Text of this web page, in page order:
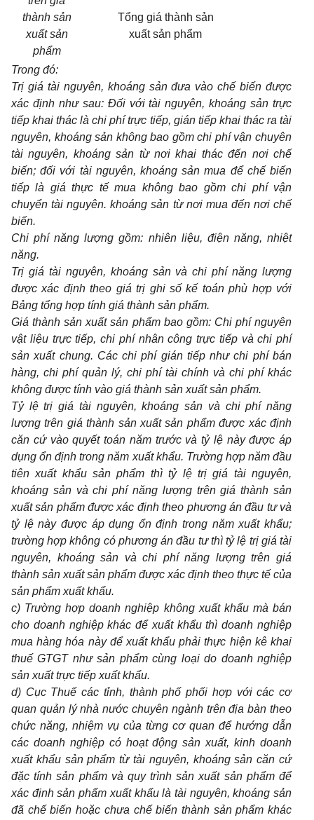
thành sản
xuất sản
phẩm
Tổng giá thành sản
xuất sản phẩm
Trong đó:
Trị giá tài nguyên, khoáng sản đưa vào chế biến được
xác định như sau: Đối với tài nguyên, khoáng sản trực
tiếp khai thác là chi phí trực tiếp, gián tiếp khai thác ra tài
nguyên, khoáng sản không bao gồm chi phí vận chuyên
tài nguyên, khoáng sản từ nơi khai thác đến nơi chế
biến; đối với tài nguyên, khoáng sản mua để chế biến
tiếp là giá thực tế mua không bao gồm chi phí vận
chuyển tài nguyên. khoáng sản từ nơi mua đến nơi chế
biến.
Chi phí năng lượng gồm: nhiên liệu, điện năng, nhiệt
năng.
Trị giá tài nguyên, khoáng sản và chi phí năng lượng
được xác định theo giá trị ghi số kế toán phù hợp với
Bảng tổng hợp tính giá thành sản phẩm.
Giá thành sản xuất sản phẩm bao gồm: Chi phí nguyên
vật liệu trực tiếp, chi phí nhân công trực tiếp và chi phí
sản xuất chung. Các chi phí gián tiếp như chi phí bán
hàng, chi phí quản lý, chi phí tài chính và chi phí khác
không được tính vào giá thành sản xuất sản phẩm.
Tỷ lệ trị giá tài nguyên, khoáng sản và chi phí năng
lượng trên giá thành sản xuất sản phẩm được xác định
căn cứ vào quyết toán năm trước và tỷ lệ này được áp
dụng ổn định trong năm xuất khẩu. Trường hợp năm đầu
tiên xuất khẩu sản phẩm thì tỷ lệ trị giá tài nguyên,
khoáng sản và chi phí năng lượng trên giá thành sản
xuất sản phẩm được xác định theo phương án đầu tư và
tỷ lệ này được áp dụng ổn định trong năm xuất khẩu;
trường hợp không có phương án đầu tư thì tỷ lệ trị giá tài
nguyên, khoáng sản và chi phí năng lượng trên giá
thành sản xuất sản phẩm được xác định theo thực tế của
sản phẩm xuất khẩu.
c) Trường hợp doanh nghiệp không xuất khẩu mà bán
cho doanh nghiệp khác để xuất khẩu thì doanh nghiệp
mua hàng hóa này để xuất khẩu phải thực hiện kê khai
thuế GTGT như sản phẩm cùng loại do doanh nghiệp
sản xuất trực tiếp xuất khẩu.
d) Cục Thuế các tỉnh, thành phố phối hợp với các cơ
quan quản lý nhà nước chuyên ngành trên địa bàn theo
chức năng, nhiệm vụ của từng cơ quan để hướng dẫn
các doanh nghiệp có hoạt động sản xuất, kinh doanh
xuất khẩu sản phẩm từ tài nguyên, khoáng sản căn cứ
đặc tính sản phẩm và quy trình sản xuất sản phẩm để
xác định sản phẩm xuất khẩu là tài nguyên, khoáng sản
đã chế biến hoặc chưa chế biến thành sản phẩm khác